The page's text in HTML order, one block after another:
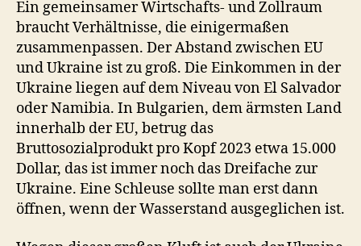
Ein gemeinsamer Wirtschafts- und Zollraum
braucht Verhältnisse, die einigermaßen
zusammenpassen. Der Abstand zwischen EU
und Ukraine ist zu groß. Die Einkommen in der
Ukraine liegen auf dem Niveau von El Salvador
oder Namibia. In Bulgarien, dem ärmsten Land
innerhalb der EU, betrug das
Bruttosozialprodukt pro Kopf 2023 etwa 15.000
Dollar, das ist immer noch das Dreifache zur
Ukraine. Eine Schleuse sollte man erst dann
öffnen, wenn der Wasserstand ausgeglichen ist.